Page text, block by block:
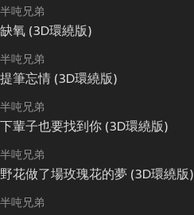
半吨兄弟
缺氧 (3D環繞版)
半吨兄弟
提筆忘情 (3D環繞版)
半吨兄弟
下輩子也要找到你 (3D環繞版)
半吨兄弟
野花做了場玫瑰花的夢 (3D環繞版)
半吨兄弟